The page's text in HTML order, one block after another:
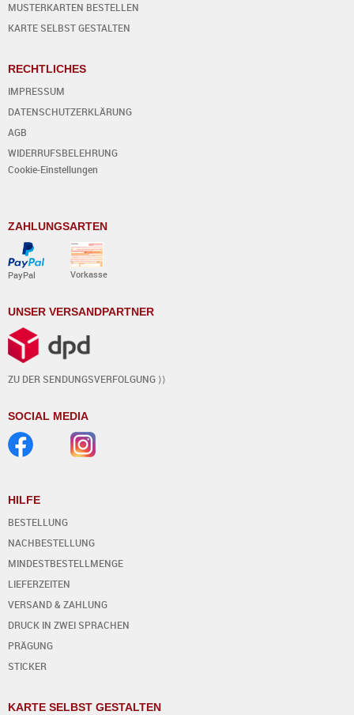
MUSTERKARTEN BESTELLEN
KARTE SELBST GESTALTEN
RECHTLICHES
IMPRESSUM
DATENSCHUTZERKLÄRUNG
AGB
WIDERRUFSBELEHRUNG
Cookie-Einstellungen
ZAHLUNGSARTEN
PayPal Vorkasse
UNSER VERSANDPARTNER
ZU DER SENDUNGSVERFOLGUNG ⟩⟩
SOCIAL MEDIA
HILFE
BESTELLUNG
NACHBESTELLUNG
MINDESTBESTELLMENGE
LIEFERZEITEN
VERSAND & ZAHLUNG
DRUCK IN ZWEI SPRACHEN
PRÄGUNG
STICKER
KARTE SELBST GESTALTEN